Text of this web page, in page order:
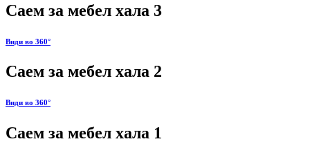
Саем за мебел хала 3
Види во 360°
Саем за мебел хала 2
Види во 360°
Саем за мебел хала 1